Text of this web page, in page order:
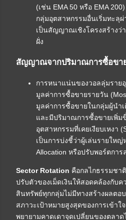
(เช่น EMA 50 หรือ EMA
กลุ่มอุตสาหกรรมอื่นเริ่มทะลุ
เป็นสัญญาณเชิงโครงสร้างว่
ฝั่ง
สัญญาณจากปริมาณการซื้อขาย
การหนาแน่นของวอลลุ่มราย
มูลค่าการซื้อขายรายวัน
มูลค่าการซื้อขายในกลุ่มผู้นำเ
และมีปริมาณการซื้อขายเพิ่ม
อุตสาหกรรมที่เคยเงียบเหงา
เป็นการบ่งชี้ว่าผู้เล่นรายให
Allocation หรือปรับพอร์ตกา
Sector Rotation คือกลไกธรรมชา
ปรับตัวของเม็ดเงินให้สอดคล้องกับค
สินทรัพย์ทุกกลุ่มไม่มีทางสร้างผลต
สภาวะเป้าหมายสูงสุดของการเข้าใ
พยายามคาดเดาจุดเปลี่ยนของตลา